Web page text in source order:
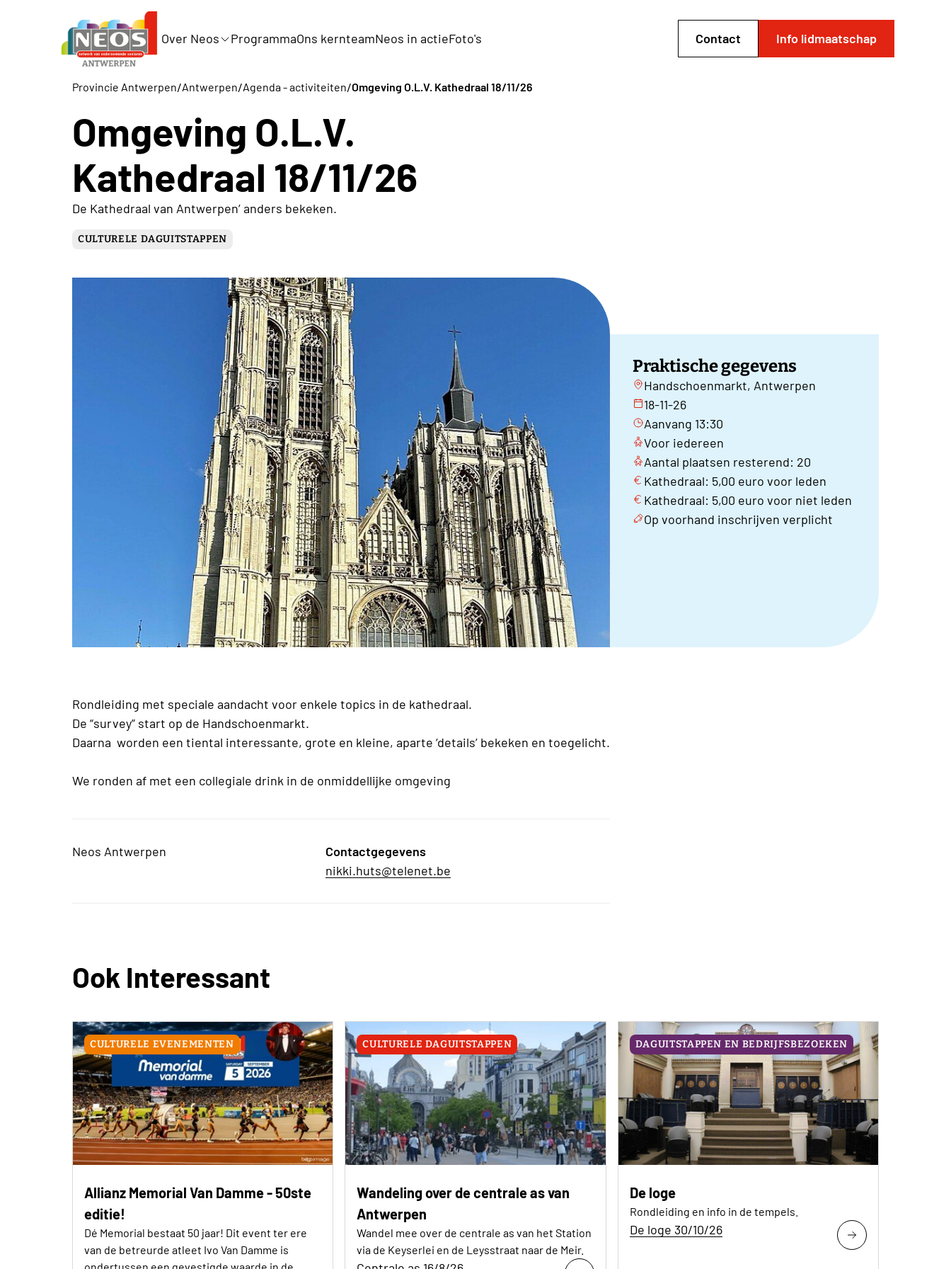
Over Neos ProgrammaOns kernteamNeos in actieFoto's Contact Info lidmaatschap
Provincie Antwerpen/Antwerpen/Agenda - activiteiten/Omgeving O.L.V. Kathedraal 18/11/26
Omgeving O.L.V.
Kathedraal 18/11/26
De Kathedraal van Antwerpen’ anders bekeken.
CULTURELE DAGUITSTAPPEN
Praktische gegevens
Handschoenmarkt, Antwerpen
18-11-26
Aanvang 13:30
Voor iedereen
Aantal plaatsen resterend: 20
Kathedraal: 5,00 euro voor leden
Kathedraal: 5,00 euro voor niet leden
Op voorhand inschrijven verplicht
Rondleiding met speciale aandacht voor enkele topics in de kathedraal.
De “survey” start op de Handschoenmarkt.
Daarna worden een tiental interessante, grote en kleine, aparte ‘details’ bekeken en toegelicht.
We ronden af met een collegiale drink in de onmiddellijke omgeving
Neos Antwerpen
Contactgegevens
nikki.huts@telenet.be
Ook Interessant
CULTURELE EVENEMENTEN
Allianz Memorial Van Damme - 50ste
editie!
Dé Memorial bestaat 50 jaar! Dit event ter ere
van de betreurde atleet Ivo Van Damme is
CULTURELE DAGUITSTAPPEN
Wandeling over de centrale as van
Antwerpen
Wandel mee over de centrale as van het Station
via de Keyserlei en de Leysstraat naar de Meir.
DAGUITSTAPPEN EN BEDRIJFSBEZOEKEN
De loge
Rondleiding en info in de tempels.
De loge 30/10/26